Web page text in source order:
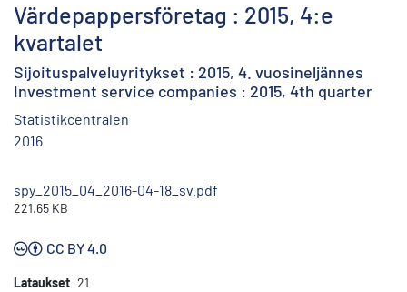
Värdepappersföretag : 2015, 4:e
kvartalet
Sijoituspalveluyritykset : 2015, 4. vuosineljännes
Investment service companies : 2015, 4th quarter
Statistikcentralen
2016
spy_2015_04_2016-04-18_sv.pdf
221.65 KB
CC BY 4.0
Lataukset 21